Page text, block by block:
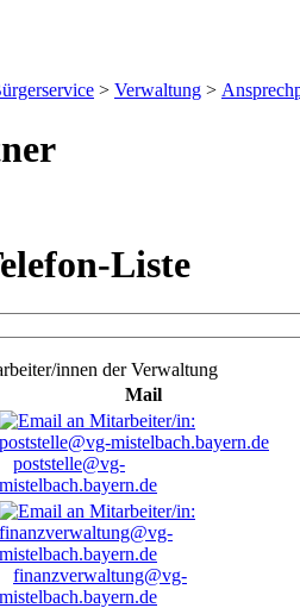
> Verwaltung >
Liste
innen der Verwaltung
Mail
poststelle@vg-
mistelbach.bayern.de
finanzverwaltung@vg-
mistelbach.bayern.de